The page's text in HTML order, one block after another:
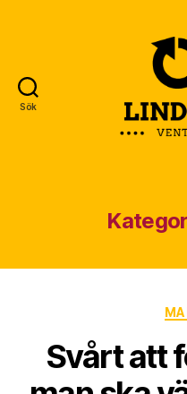
Sök
Svårt att